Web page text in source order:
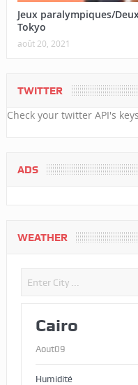
Jeux paralympiques/
Tokyo
août 20, 2021
TWITTER
Check your twitter API's keys
ADS
WEATHER
Cairo
Aout09
Humidité